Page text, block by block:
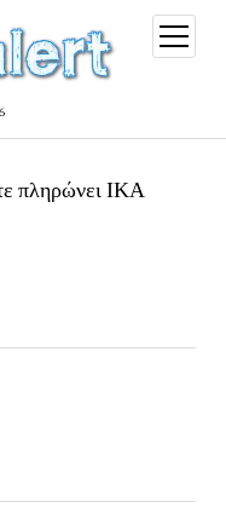
open
menu
πληρώνει ΙΚΑ